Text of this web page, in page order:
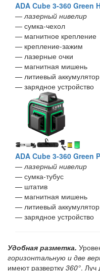
ADA Cube 3-360 Green
—лазерный нивелир
— сумка-чехол
— магнитное крепление
— крепление-зажим
— лазерные очки
— магнитная мишень
— литиевый аккумулятор
— зарядное устройство
ADA Cube 3-360 Green
—лазерный нивелир
— сумка-тубус
— штатив
— магнитная мишень
— литиевый аккумулятор
— зарядное устройство
Удобная разметка.
горизонтальную и две
имеют развертку 360°. Луч